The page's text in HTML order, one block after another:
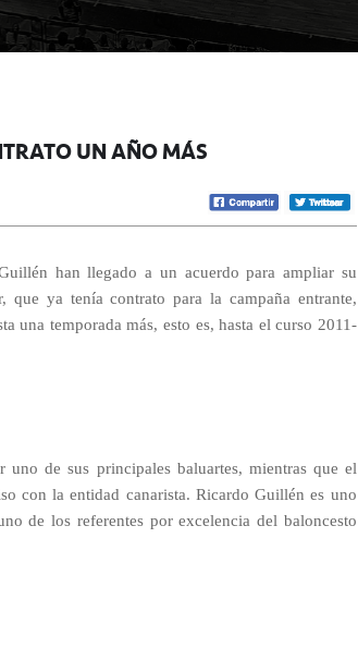
UN AÑO MÁS
han llegado a un acuerdo para ampliar su
que ya tenía contrato para la campaña entrante,
una temporada más, esto es, hasta el curso 2011-
de sus principales baluartes, mientras que el
con la entidad canarista. Ricardo Guillén es uno
de los referentes por excelencia del baloncesto